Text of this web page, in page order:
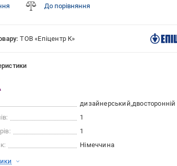
До порівняння
ТОВ «Епіцентр К»
дизайнерський двосторонній
1
1
Німеччина